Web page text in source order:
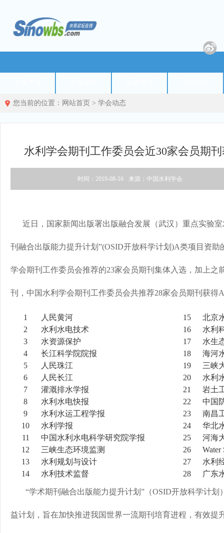
您当前的位置： 网站首页 > 学会动态
水利学会期刊工作委员会近30家会员期
时间：2019-08-16 来源：中国水利学会
近日，国家新闻出版署出版融合发展（武汉）重点实验
刊融合出版能力提升计划”(OSID开放科学计划)A类项目资
学会期刊工作委员会推荐的23家会员期刊集体入选，加上之
刊，中国水利学会期刊工作委员会共推荐28家会员期刊获得
1 人民黄河 15
北京
2
水利水电技术 16
水利
3
水资源保护 17
水生
4
长江科学院院报 18
海河
5
人民珠江 19
三峡
6
人民长江 20
水利
7
灌溉排水学报 21
岩土
8
水利水电快报 22
中国
9
水利水运工程学报 23
南昌
10
水利学报 24
华北
11
中国水利水电科学研究院学报 25
河海
12
三峡生态环境监测 26
Water
13
水利规划与设计 27
水利
14
水利技术监督 28 广东
“学术期刊融合出版能力提升计划”（OSID开放科学计
益计划，旨在加快推进我国世界一流期刊培育进程，有效提